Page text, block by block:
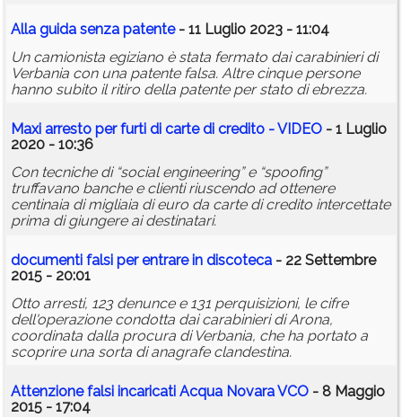
Alla guida senza patente - 11 Luglio 2023 - 11:04
Un camionista egiziano è stata fermato dai carabinieri di
Verbania con una patente falsa. Altre cinque persone
hanno subito il ritiro della patente per stato di ebrezza.
Maxi arresto per furti di carte di credito - VIDEO - 1 Luglio
2020 - 10:36
Con tecniche di “social engineering” e “spoofing”
truffavano banche e clienti riuscendo ad ottenere
centinaia di migliaia di euro da carte di credito intercettate
prima di giungere ai destinatari.
documenti falsi per entrare in discoteca - 22 Settembre
2015 - 20:01
Otto arresti, 123 denunce e 131 perquisizioni, le cifre
dell'operazione condotta dai carabinieri di Arona,
coordinata dalla procura di Verbania, che ha portato a
scoprire una sorta di anagrafe clandestina.
Attenzionefalsi incaricati Acqua Novara VCO - 8 Maggio
2015 - 17:04